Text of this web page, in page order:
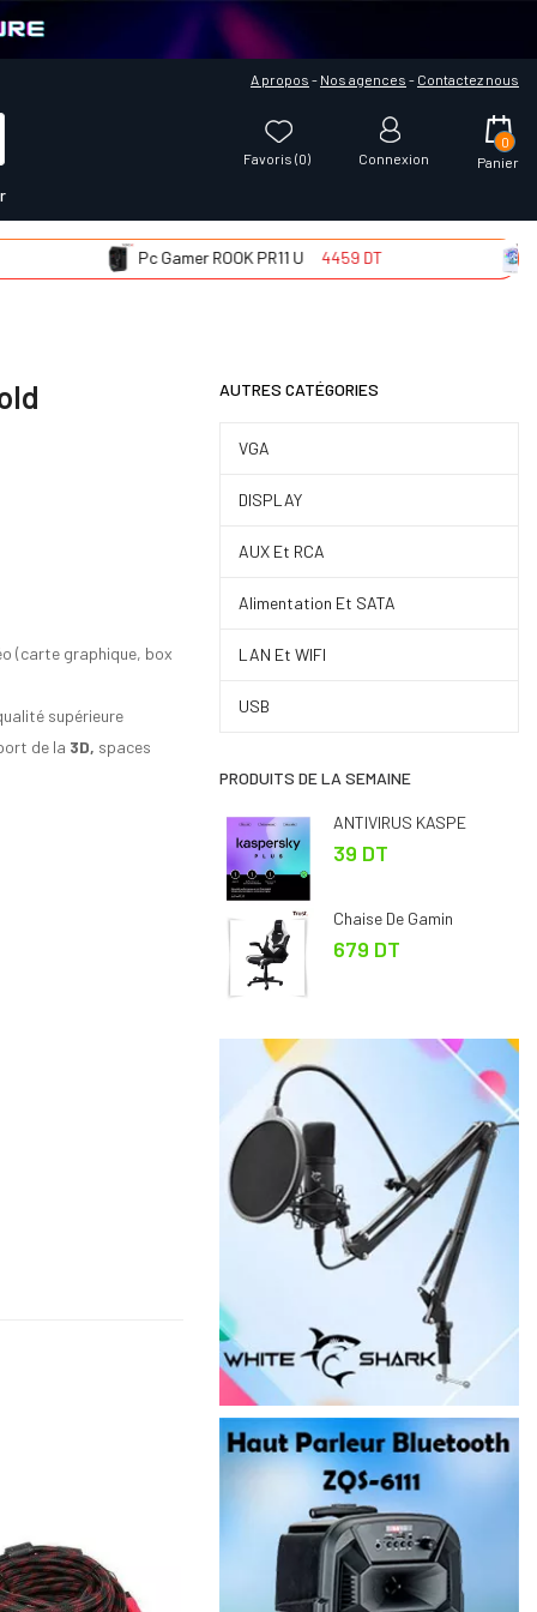
A propos - Nos agences - Contactez nous
Favoris (0) Connexion Panier
0
Pc Gamer ROOK PR11 U 4459 DT Pc
(carte graphique, box
supérieure
de la 3D, spaces
AUTRES CATÉGORIES
VGA
DISPLAY
AUX Et RCA
Alimentation Et SATA
LAN Et WIFI
USB
PRODUITS DE LA SEMAINE
ANTIVIRUS KASPE
39 DT
Chaise De Gamin
679 DT